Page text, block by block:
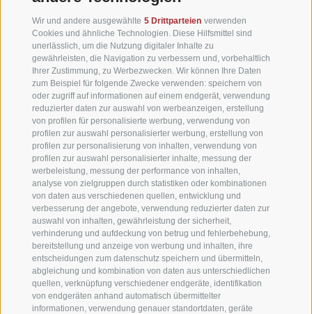
Wir und andere ausgewählte 5 Drittparteien verwenden
Cookies und ähnliche Technologien. Diese Hilfsmittel sind
unerlässlich, um die Nutzung digitaler Inhalte zu
gewährleisten, die Navigation zu verbessern und, vorbehaltlich
Ihrer Zustimmung, zu Werbezwecken. Wir können Ihre Daten
zum Beispiel für folgende Zwecke verwenden: speichern von
oder zugriff auf informationen auf einem endgerät, verwendung
reduzierter daten zur auswahl von werbeanzeigen, erstellung
von profilen für personalisierte werbung, verwendung von
profilen zur auswahl personalisierter werbung, erstellung von
profilen zur personalisierung von inhalten, verwendung von
profilen zur auswahl personalisierter inhalte, messung der
werbeleistung, messung der performance von inhalten,
analyse von zielgruppen durch statistiken oder kombinationen
von daten aus verschiedenen quellen, entwicklung und
verbesserung der angebote, verwendung reduzierter daten zur
auswahl von inhalten, gewährleistung der sicherheit,
verhinderung und aufdeckung von betrug und fehlerbehebung,
bereitstellung und anzeige von werbung und inhalten, ihre
entscheidungen zum datenschutz speichern und übermitteln,
abgleichung und kombination von daten aus unterschiedlichen
quellen, verknüpfung verschiedener endgeräte, identifikation
von endgeräten anhand automatisch übermittelter
informationen, verwendung genauer standortdaten, geräte
WEBCAM
VIDEOS
HOTELBEWERTUNGEN
ANREISE
NEWSLETTER